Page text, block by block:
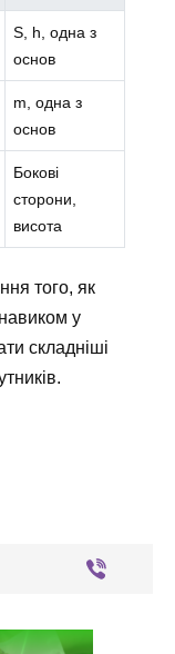
S, h, одна з
основ
m, одна з
основ
Бокові
сторони,
висота
того, як
у
складніші